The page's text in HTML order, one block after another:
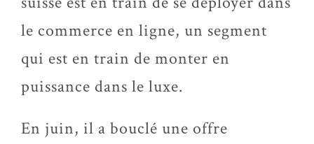
le commerce en ligne, un segment
qui est en train de monter en
puissance dans le luxe.
En juin, il a bouclé une offre